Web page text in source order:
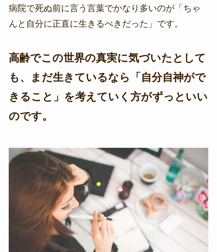
病院で死ぬ前に言う言葉でかなり多いのが「ちゃ
んと自分に正直に生きるべきだった」です。
高齢でこの世界の真実に気づいたとして
も、まだ生きているなら「自分自神がで
きること」を考えていく方がずっといい
のです。